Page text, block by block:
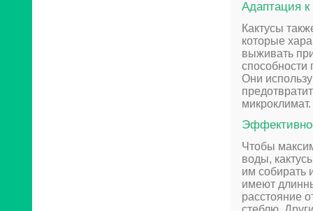
Адаптация
Кактусы
которые
выживать
способности
Они
микроклимат.
Чтобы
воды,
им собирать
имеют
расстояние